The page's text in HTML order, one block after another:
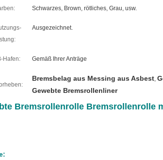
Schwarzes, Brown, rötliches, Grau, usw.
Ausgezeichnet.
Hafen: Gemäß Ihrer Anträge
Bremsbelag aus Messing aus Asbest,
Gewebte Bremsrollenliner
Bremsrollenrolle Bremsrollenrolle